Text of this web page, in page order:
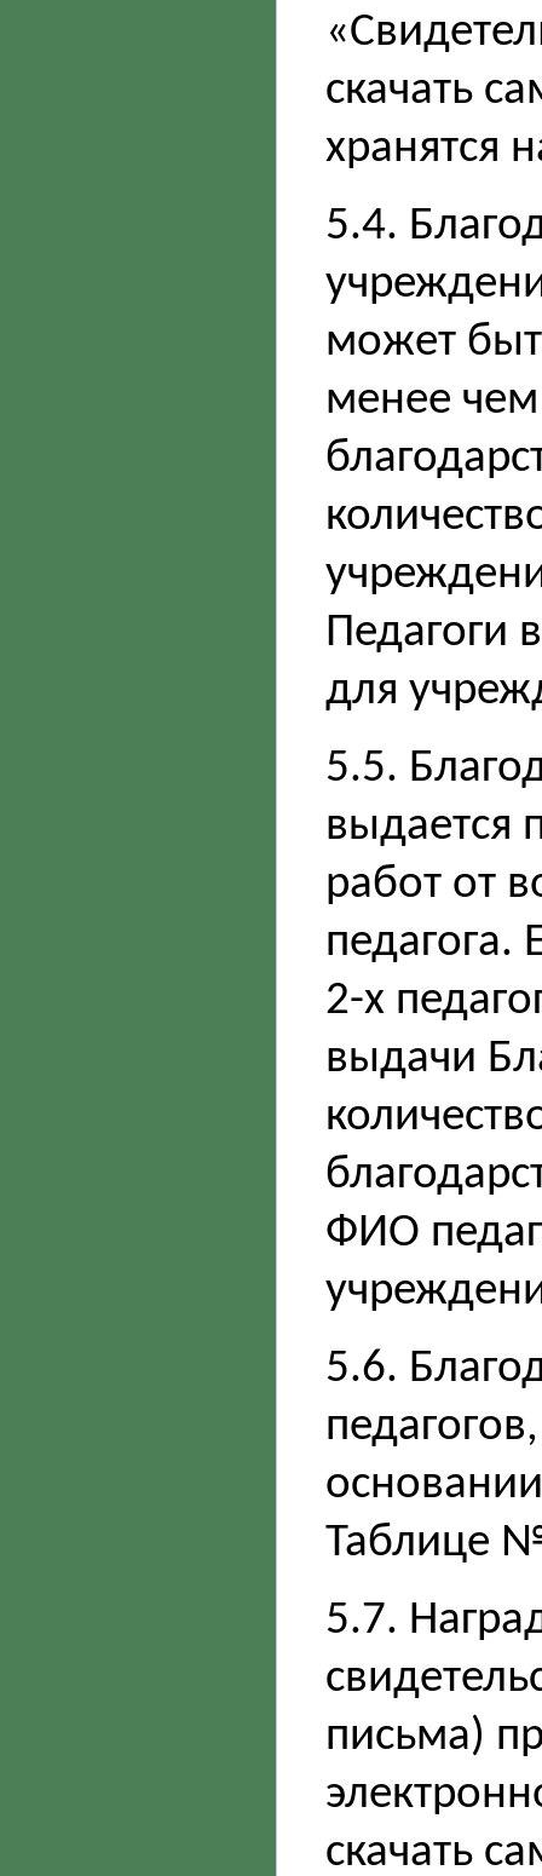
скачать
хранятся
5.4.
может
менее
Педагоги
для
5.5.
выдается
работ от
педагога.
2-х
выдачи
ФИО
5.6.
Таблице
5.7.
письма)
скачать